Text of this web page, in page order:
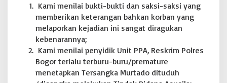
Kami menilai bukti-bukti dan saksi-saksi yang
memberikan keterangan bahkan korban yang
melaporkan kejadian ini sangat diragukan
kebenarannya;
Kami menilai penyidik Unit PPA, Reskrim Polres
Bogor terlalu terburu-buru/premature
menetapkan Tersangka Murtado dituduh